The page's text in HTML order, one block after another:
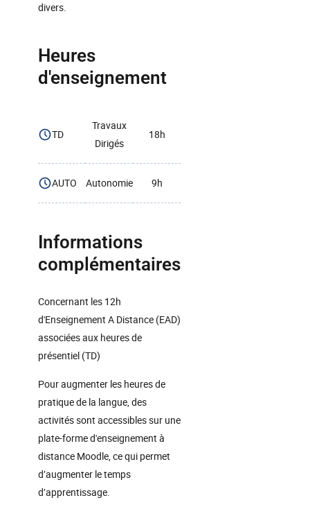
divers.
Heures
d'enseignement
TD
Travaux
Dirigés
18h
AUTO Autonomie 9h
Informations
complémentaires
Concernant les 12h
d'Enseignement A Distance (EAD)
associées aux heures de
présentiel (TD)
Pour augmenter les heures de
pratique de la langue, des
activités sont accessibles sur une
plate-forme d'enseignement à
distance Moodle, ce qui permet
d’augmenter le temps
d’apprentissage.